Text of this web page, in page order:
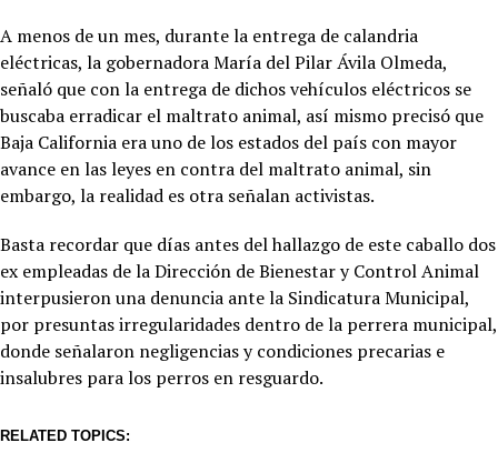
A menos de un mes, durante la entrega de calandria
eléctricas, la gobernadora María del Pilar Ávila Olmeda,
señaló que con la entrega de dichos vehículos eléctricos se
buscaba erradicar el maltrato animal, así mismo precisó que
Baja California era uno de los estados del país con mayor
avance en las leyes en contra del maltrato animal, sin
embargo, la realidad es otra señalan activistas.
Basta recordar que días antes del hallazgo de este caballo dos
ex empleadas de la Dirección de Bienestar y Control Animal
interpusieron una denuncia ante la Sindicatura Municipal,
por presuntas irregularidades dentro de la perrera municipal,
donde señalaron negligencias y condiciones precarias e
insalubres para los perros en resguardo.
RELATED TOPICS: